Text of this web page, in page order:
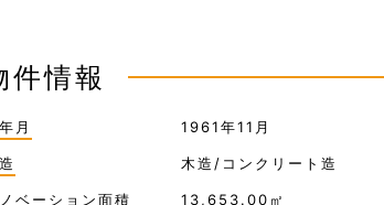
件情報
月 1961年11月
木造/コンクリート造
ベーション面積 13,653.00㎡